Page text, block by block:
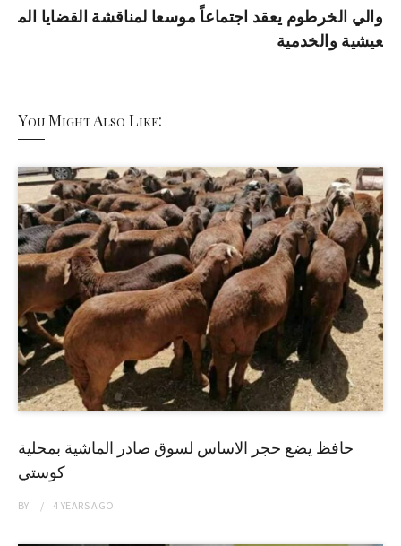
والي الخرطوم يعقد اجتماعاً موسعا لمناقشة القضايا الم
عيشية والخدمية
You Might Also Like:
حافظ يضع حجر الاساس لسوق صادر الماشية بمحلية
كوستي
BY 4 YEARSAGO